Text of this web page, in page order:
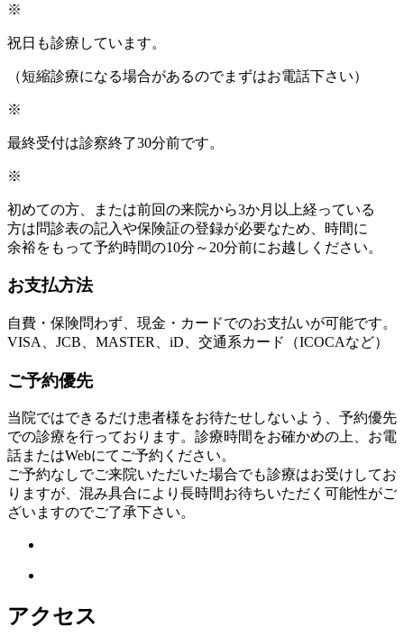
※
祝日も診療しています。
（短縮診療になる場合があるのでまずはお電話下さい）
※
最終受付は診察終了30分前です。
※
初めての方、または前回の来院から3か月以上経っている
方は問診表の記入や保険証の登録が必要なため、時間に
余裕をもって予約時間の10分～20分前にお越しください。
お支払方法
自費・保険問わず、現金・カードでのお支払いが可能です。
VISA、JCB、MASTER、iD、交通系カード（ICOCAなど）
ご予約優先
当院ではできるだけ患者様をお待たせしないよう、予約優先
での診療を行っております。診療時間をお確かめの上、お電
話またはWebにてご予約ください。
ご予約なしでご来院いただいた場合でも診療はお受けしてお
りますが、混み具合により長時間お待ちいただく可能性がご
ざいますのでご了承下さい。
アクセス